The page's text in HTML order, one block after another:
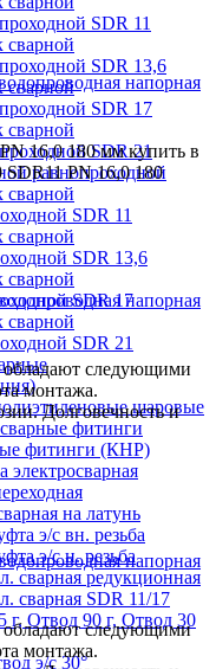
SDR 11
сварной
SDR 13,6
сварной
SDR 17
сварной
SDR 21
равнопроходной
сварной
SDR 11
сварной
SDR 13,6
сварной
SDR 17
сварной
SDR 21
шаровые
фитинги
фитинги (КНР)
электросварная
на латунь
э/с вн. резьба
э/с н. резьба
cварная редукционная
сварная SDR 11/17
г, Отвод 90 г, Отвод 30
э/с 30°
напорная
16,0 180 мм купить в
SDR11 PN 16,0 180
напорная
обладают следующими
монтажа.
Долговечность и
напорная
обладают следующими
монтажа.